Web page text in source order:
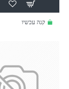
קנה עכשיו